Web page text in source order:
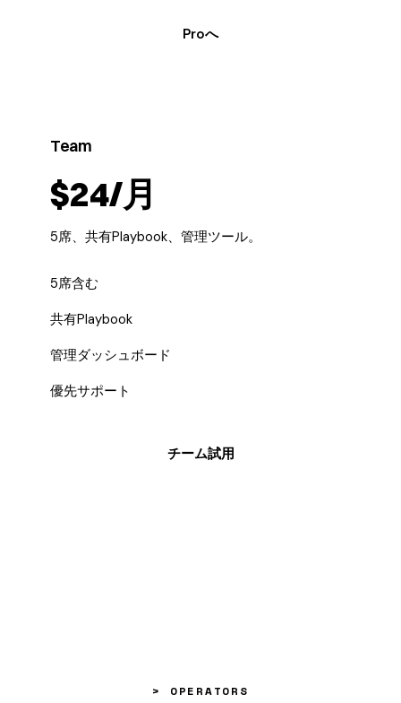
Proへ
Team
$24/月
5席、共有Playbook、管理ツール。
5席含む
共有Playbook
管理ダッシュボード
優先サポート
チーム試用
> OPERATORS